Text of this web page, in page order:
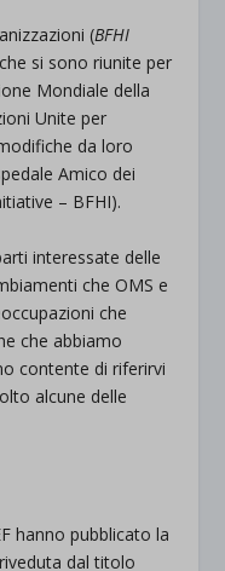
(BFHI
si sono riunite per
Mondiale della
Unite per
da loro
Amico dei
– BFHI).
interessate delle
che OMS e
che
che abbiamo
contente di riferirvi
alcune delle
hanno pubblicato la
dal titolo